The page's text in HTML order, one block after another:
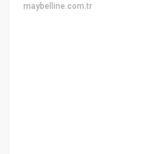
maybelline.com.tr